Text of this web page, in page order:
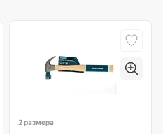
2 размера